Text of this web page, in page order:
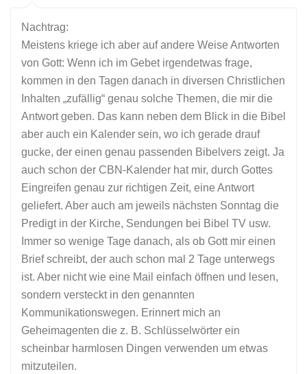
Nachtrag:
Meistens kriege ich aber auf andere Weise Antworten
von Gott: Wenn ich im Gebet irgendetwas frage,
kommen in den Tagen danach in diversen Christlichen
Inhalten „zufällig“ genau solche Themen, die mir die
Antwort geben. Das kann neben dem Blick in die Bibel
aber auch ein Kalender sein, wo ich gerade drauf
gucke, der einen genau passenden Bibelvers zeigt. Ja
auch schon der CBN-Kalender hat mir, durch Gottes
Eingreifen genau zur richtigen Zeit, eine Antwort
geliefert. Aber auch am jeweils nächsten Sonntag die
Predigt in der Kirche, Sendungen bei Bibel TV usw.
Immer so wenige Tage danach, als ob Gott mir einen
Brief schreibt, der auch schon mal 2 Tage unterwegs
ist. Aber nicht wie eine Mail einfach öffnen und lesen,
sondern versteckt in den genannten
Kommunikationswegen. Erinnert mich an
Geheimagenten die z. B. Schlüsselwörter ein
scheinbar harmlosen Dingen verwenden um etwas
mitzuteilen.